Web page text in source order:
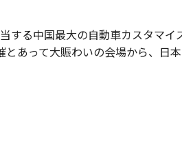
する中国最大の自動車カスタマイ
とあって大賑わいの会場から、日